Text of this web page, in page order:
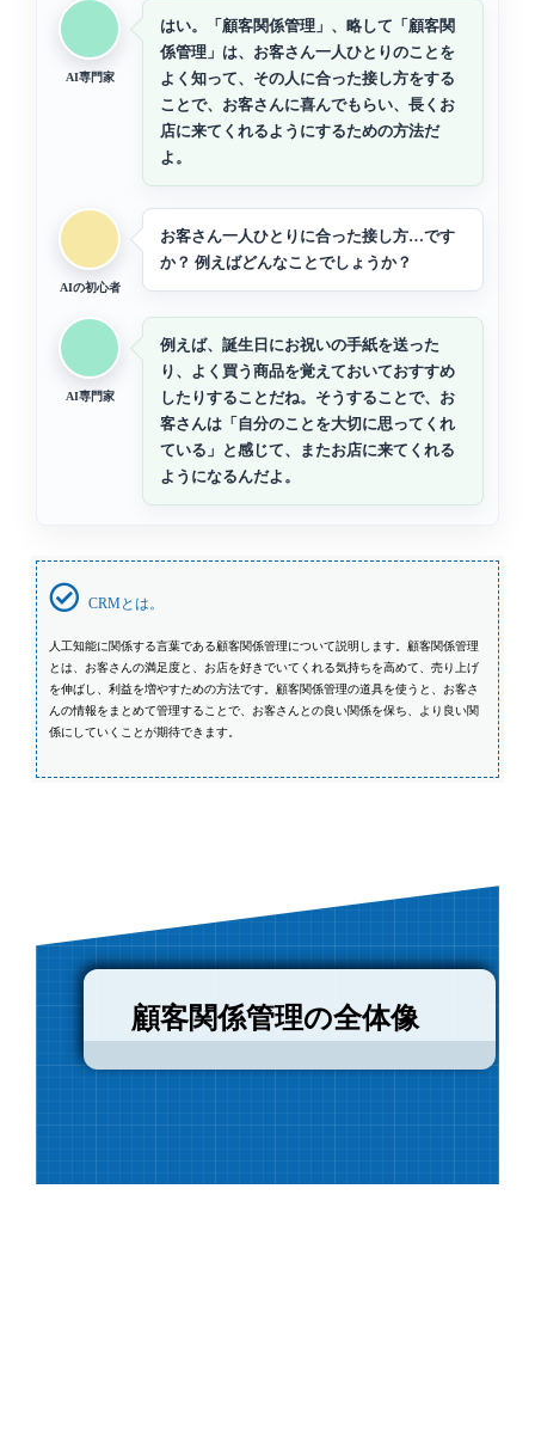
AI専門家
はい。「顧客関係管理」、略して「顧客関
係管理」は、お客さん一人ひとりのことを
よく知って、その人に合った接し方をする
ことで、お客さんに喜んでもらい、長くお
店に来てくれるようにするための方法だ
よ。
AIの初心者
お客さん一人ひとりに合った接し方…です
か？ 例えばどんなことでしょうか？
AI専門家
例えば、誕生日にお祝いの手紙を送った
り、よく買う商品を覚えておいておすすめ
したりすることだね。そうすることで、お
客さんは「自分のことを大切に思ってくれ
ている」と感じて、またお店に来てくれる
ようになるんだよ。
CRMとは。
人工知能に関係する言葉である顧客関係管理について説明します。顧客関係管理
とは、お客さんの満足度と、お店を好きでいてくれる気持ちを高めて、売り上げ
を伸ばし、利益を増やすための方法です。顧客関係管理の道具を使うと、お客さ
んの情報をまとめて管理することで、お客さんとの良い関係を保ち、より良い関
係にしていくことが期待できます。
顧客関係管理の全体像